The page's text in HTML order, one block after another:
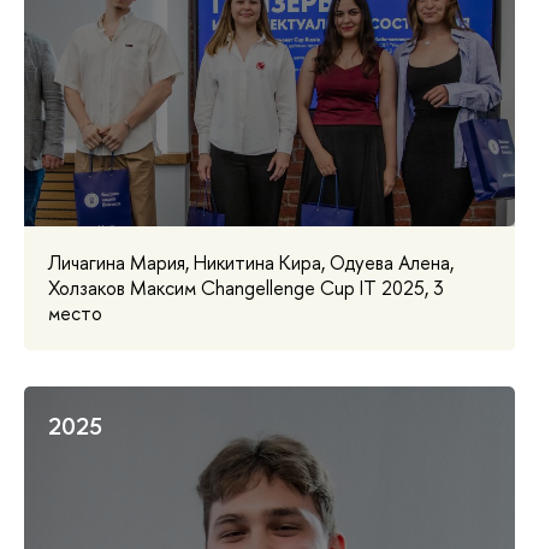
Личагина Мария, Никитина Кира, Одуева Алена,
Холзаков Максим Changellenge Cup IT 2025, 3
место
2025